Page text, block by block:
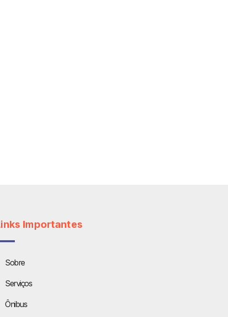
Importantes
Sobre
Serviços
Ônibus